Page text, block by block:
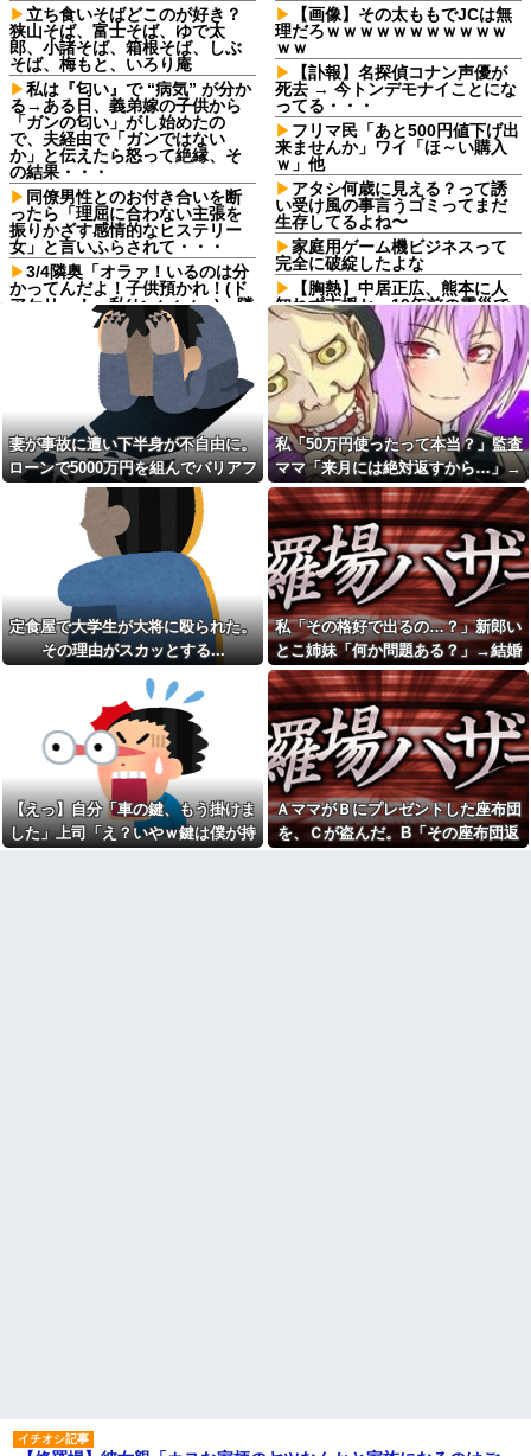
立ち食いそばどこのが好き？
狭山そば、富士そば、ゆで太
郎、小諸そば、箱根そば、しぶ
そば、梅もと、いろり庵
私は『匂い』で “病気” が分か
る→ある日、義弟嫁の子供から
「ガンの匂い」がし始めたの
で、夫経由で「ガンではない
か」と伝えたら怒って絶縁、そ
の結果・・・
同僚男性とのお付き合いを断
ったら「理屈に合わない主張を
振りかざす感情的なヒステリー
女」と言いふらされて・・・
3/4隣奥「オラァ！いるのは分
かってんだよ！子供預かれ！(ド
アケリー！」私(ヒィィィ…)→隣
奥の旦那さんに相談したら逃げ
られた。夫に相談してもなにい
ってだこいつ。どうすれば…
ダイアンのじゃない方がユー
スケさんになってしまっている
という事実←これ
女「43億円注文して………キ
ャンセルっと！」←こいつの目
的
【画像】令和最新版の剛力彩
芽、ワイらにブッ刺さりまくり
と話題にw w w w w w w w w w
【驚愕】マチアプで会った外
国人からまさかの『こう』言わ
れたんやがこれワイ詰み
か？？？？？？？
【悲報】月収1000万円の風俗
嬢の1日あたりのセッ■ス回数が
転勤族の夫につき高知で入社
した会社を一昨日の朝やめてき
た。ヘンパイとかいつの時代だ
気持ち悪い。
家に招いたクラスメイトが
「分けるよー！！」と残ったお
菓子を配り始めた。最後はコピ
ー紙1枚と折り紙1枚まで根こそ
ぎ…
みようとしただけ☆』義兄「泥
【画像】その太ももでJCは無
理だろｗｗｗｗｗｗｗｗｗｗｗ
ｗｗ
【訃報】名探偵コナン声優が
死去 → 今トンデモナイことにな
ってる・・・
フリマ民「あと500円値下げ出
来ませんか」ワイ「ほ～い購入
ｗ」他
アタシ何歳に見える？って誘
い受け風の事言うゴミってまだ
生存してるよね〜
家庭用ゲーム機ビジネスって
完全に破綻したよな
【胸熱】中居正広、熊本に人
知れず支援か 10年前の震災で
は3度現地入り「誰にも知られな
くて良い」
【胸熱】中居正広、熊本に人
知れず支援か 10年前の震災で
は3度現地入り「誰にも知られな
くて良い」
歯医者の待合室で「抜歯と言
われたのに痛みが消えた！訴え
てやる！」と怒鳴り散らす60代
男！2軒の歯医者で同じ診断され
た癖に、神経が死んで痛みが消
えたのを「治った」と錯覚して
逆ギレする地獄の迷惑ジジイに
遭遇
俺飲食経営、月給40万で求人
を出すも応募がない
長年付き合いがある温和だっ
た友人がとんでもなくキレた
妻の流産に「泣いたって生き
返らない」と苦笑いする自称ド
ライな兄。ブチギレた両親＆妹
に責められるも逆上した兄の悲
惨すぎる現在←淡々としてるん
じゃなくて単なる冷血漢
下僕にネーミングセンスが皆
無なため 我が家の歴代ご主人様
達は…【再】
【妊婦様】義実家で2人目妊娠
の報告をした。ウトメ『義兄嫁
妻が事故に遭い下半身が不自由に。
ローンで5000万円を組んでバリアフ
リーの家を建てた。だが俺には作戦
があった
私「50万円使ったって本当？」監査
ママ「来月には絶対返すから…」→
約束を信じて待った結果、警察に通
報することになり…
定食屋で大学生が大将に殴られた。
その理由がスカッとする...
私「その格好で出るの…？」新郎い
とこ姉妹「何か問題ある？」→結婚
式当日に感じた違和感が最後まで消
えなくて…
【えっ】自分「車の鍵、もう掛けま
した」上司「え？いやｗ鍵は僕が持
ＡママがＢにプレゼントした座布団
を、Ｃが盗んだ。B「その座布団返